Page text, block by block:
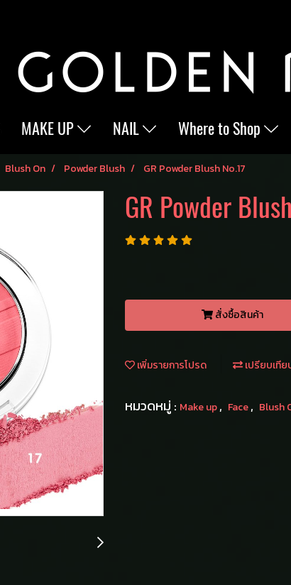
MAKE UP NAIL Where to Shop
Blush On Powder Blush GR Powder Blush No.17
GR Powder
สั่งซื้อสินค้า
เพิ่มรายการโปรด เปรียบเทีย
หมวดหมู่ : Make up, Face, Blush